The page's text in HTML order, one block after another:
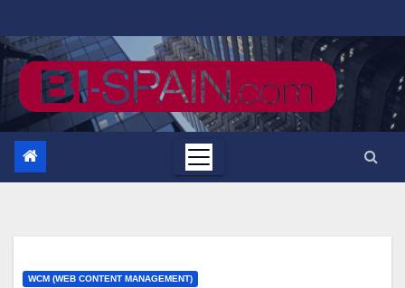
al
contenido
WCM (WEB CONTENT MANAGEMENT)